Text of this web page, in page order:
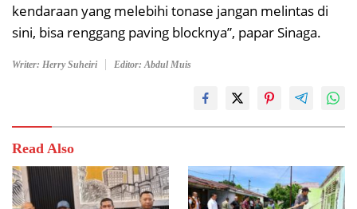
kendaraan yang melebihi tonase jangan melintas di
sini, bisa renggang paving blocknya”, papar Sinaga.
Writer: Herry Suheiri Editor: Abdul Muis
Read Also